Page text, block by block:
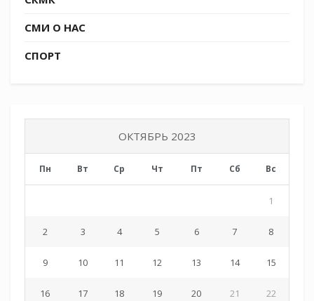
СМИ О НАС
СПОРТ
ОКТЯБРЬ 2023
Пн Вт Ср Чт Пт Сб Вс
1
2 3 4 5 6 7 8
9 10 11 12 13 14 15
16 17 18 19 20 21 22